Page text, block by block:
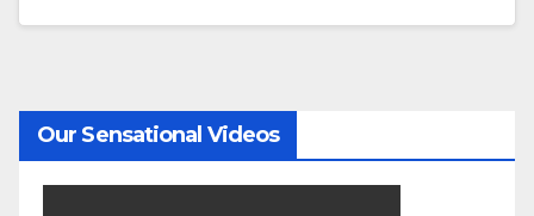
Our Sensational Videos